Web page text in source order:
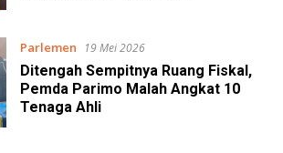
Parlemen 19 Mei 2026
Ditengah Sempitnya Ruang Fiskal,
Pemda Parimo Malah Angkat 10
Tenaga Ahli